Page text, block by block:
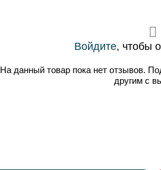
Войдите, чтобы
На данный товар пока нет отзывов.
другим с